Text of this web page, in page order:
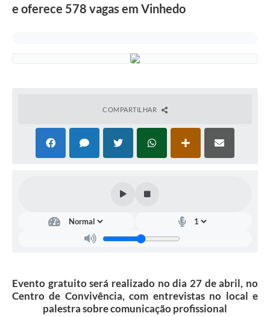
Inclusão e Acessibilidade
Normas e Legislação
Sistema de Protocolo
Listagem dos CEPs de Vinhedo
e oferece 578 vagas em Vinhedo
COMPARTILHAR
Evento gratuito será realizado no dia 27 de abril, no
Centro de Convivência, com entrevistas no local e
palestra sobre comunicação profissional